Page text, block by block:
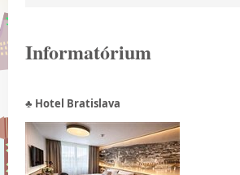
Informatórium
♣ Hotel Bratislava